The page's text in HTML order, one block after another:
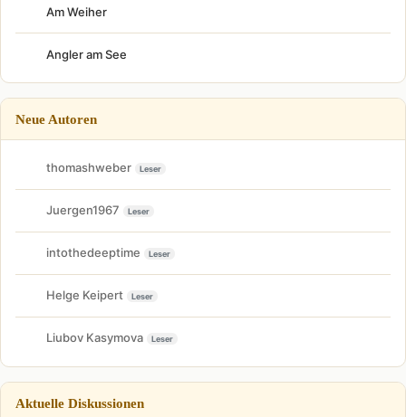
Am Weiher
Angler am See
Neue Autoren
thomashweber Leser
Juergen1967 Leser
intothedeeptime Leser
Helge Keipert Leser
Liubov Kasymova Leser
Aktuelle Diskussionen